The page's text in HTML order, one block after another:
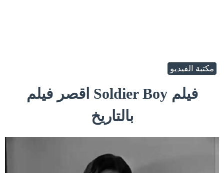
مكتبة الفيديو
فيلم Soldier Boy اقصر فيلم
بالتاريخ